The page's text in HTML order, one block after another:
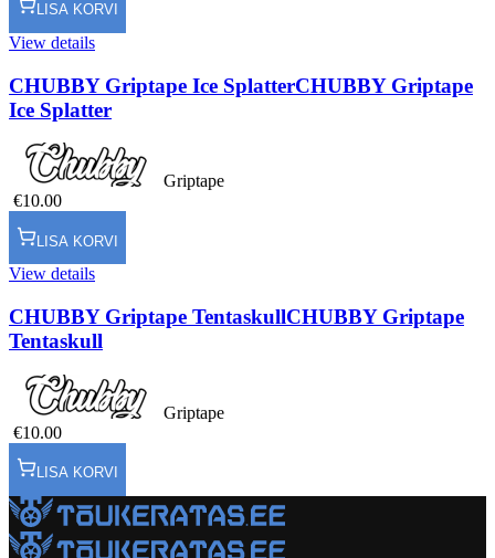
LISA KORVI
View details
CHUBBY Griptape Ice SplatterCHUBBY Griptape
Ice Splatter
Griptape
€10.00
LISA KORVI
View details
CHUBBY Griptape TentaskullCHUBBY Griptape
Tentaskull
Griptape
€10.00
LISA KORVI